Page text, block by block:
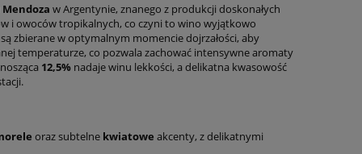
Mendoza w Argentynie, znanego z produkcji doskonałych
i owoców tropikalnych, co czyni to wino wyjątkowo
zbierane w optymalnym momencie dojrzałości, aby
temperaturze, co pozwala zachować intensywne aromaty
12,5% nadaje winu lekkości, a delikatna kwasowość
oraz subtelne kwiatowe akcenty, z delikatnymi